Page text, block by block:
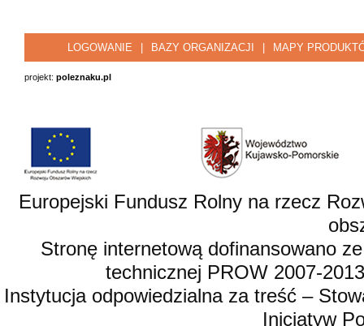
LOGOWANIE BAZY ORGANIZACJI MAPY
projekt: poleznaku.pl
Europejski Fundusz Rolny na rzecz
Stronę internetową dofinansowano
technicznej PROW 2007-
Instytucja odpowiedzialna za treść –
Inicjatyw